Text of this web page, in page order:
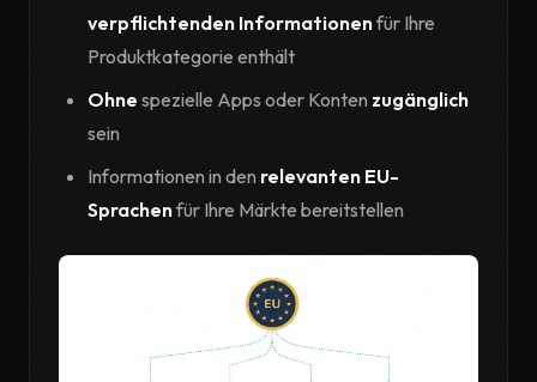
verpflichtenden Informationenfür Ihre
Produktkategorie enthält
Ohne spezielle Apps oder Konten zugänglich
sein
Informationen in den relevanten EU-
Sprachenfür Ihre Märkte bereitstellen